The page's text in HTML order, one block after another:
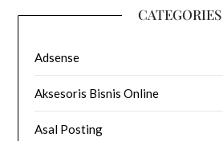
CATEGORIES
Adsense
Aksesoris Bisnis Online
Asal Posting